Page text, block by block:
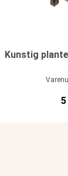
Kunstig